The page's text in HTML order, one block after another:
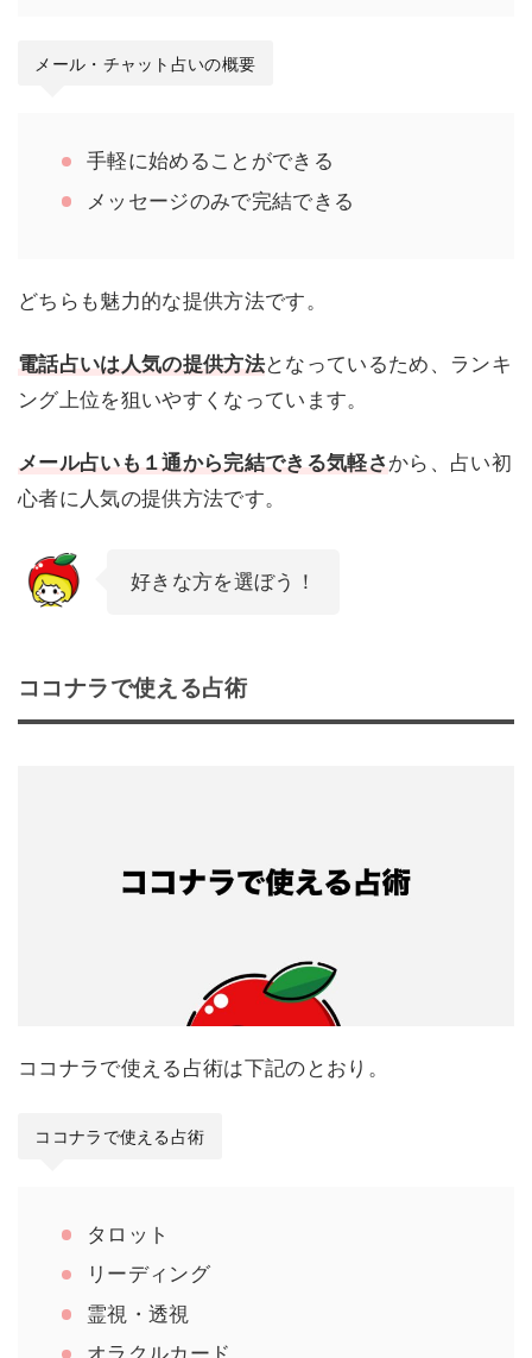
メール・チャット占いの概要
手軽に始めることができる
メッセージのみで完結できる
どちらも魅力的な提供方法です。
電話占いは人気の提供方法となっているため、ランキ
ング上位を狙いやすくなっています。
メール占いも１通から完結できる気軽さ から、占い初
心者に人気の提供方法です。
好きな方を選ぼう！
ココナラで使える占術
ココナラで使える占術は下記のとおり。
ココナラで使える占術
タロット
リーディング
霊視・透視